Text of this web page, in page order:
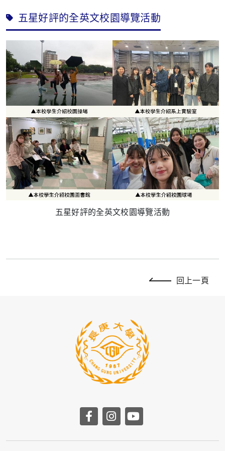
五星好評的全英文校園導覽活動
五星好評的全英文校園導覽活動
回上一頁
前往長庚大學facebook
前往長庚大學